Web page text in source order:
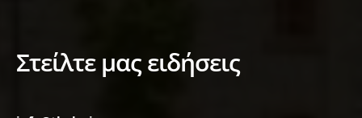
Στείλτε μας ειδήσεις